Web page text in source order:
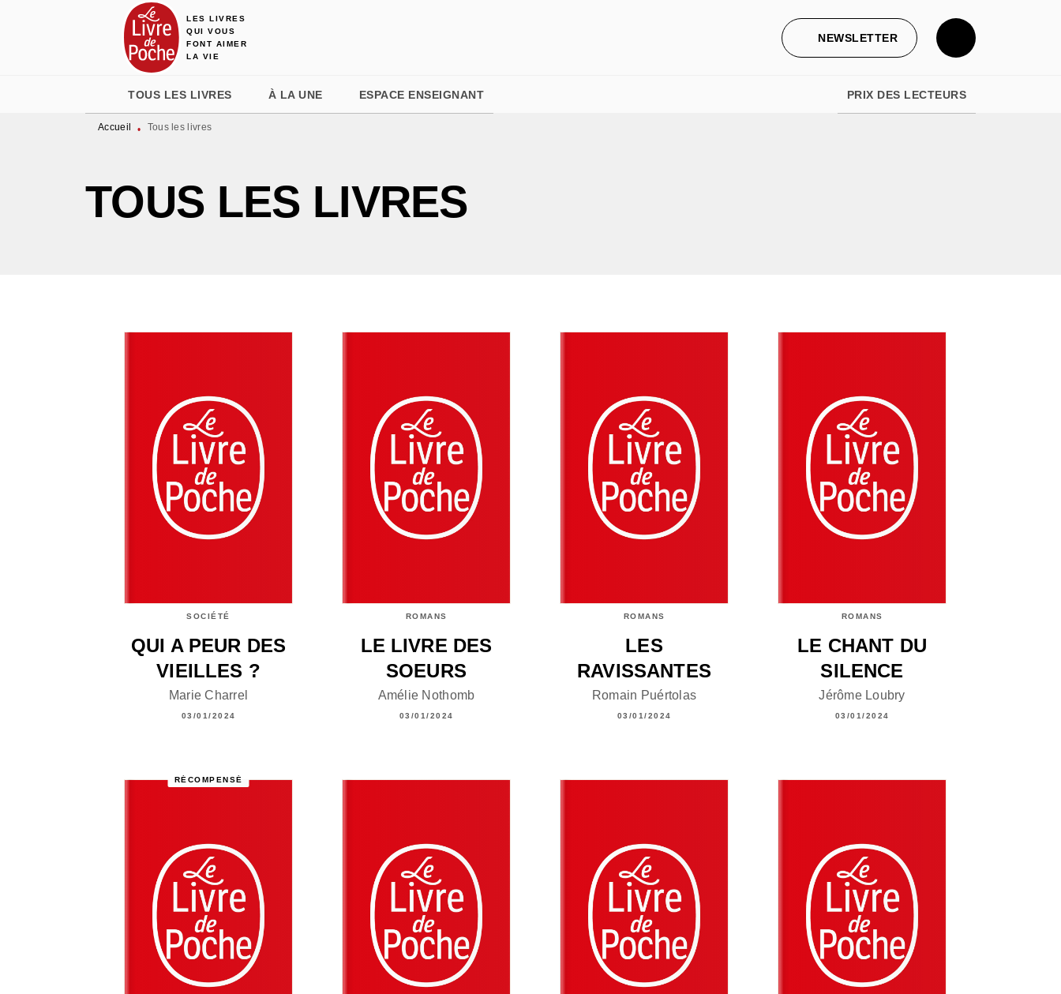
MENU RECHERCHE
LES LIVRES
QUI VOUS
FONT AIMER
LA VIE
NEWSLETTER
TOUS LES LIVRES À LA UNE ESPACE ENSEIGNANT PRIX DES LECTEURS
Accueil • Tous les livres
TOUS LES LIVRES
SOCIÉTÉ
QUI A PEUR DES
VIEILLES ?
Marie Charrel
03/01/2024
ROMANS
LE LIVRE DES
SOEURS
Amélie Nothomb
03/01/2024
ROMANS
LES
RAVISSANTES
Romain Puértolas
03/01/2024
ROMANS
LE CHANT DU
SILENCE
Jérôme Loubry
03/01/2024
RÉCOMPENSÉ